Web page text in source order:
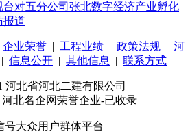
对五分公司张北数字经济产业孵化
报道
企业荣誉| 工程业绩| 政策法规| 河
| 信息公开 | 其他信息 | 联系方式
河北省河北二建有限公司
北名企网荣誉企业-已收录
号大众用户群体平台